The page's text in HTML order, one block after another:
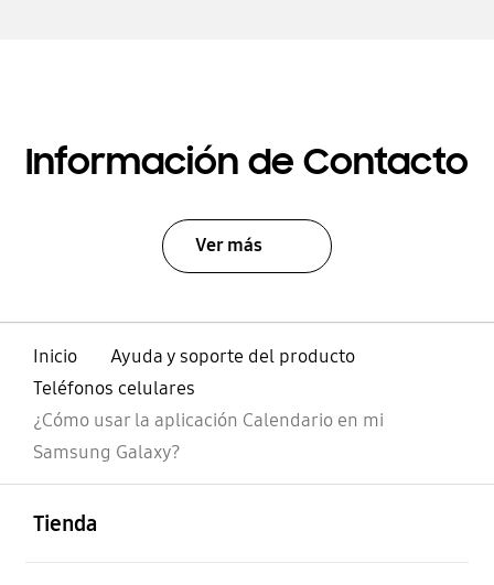
Información de Contacto
Ver más
Inicio
Ayuda y soporte del producto
Teléfonos celulares
¿Cómo usar la aplicación Calendario en mi
Samsung Galaxy?
Tienda